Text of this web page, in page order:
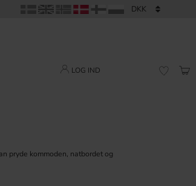
LOG IND
pryde kommoden, natbordet og